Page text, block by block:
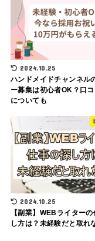
2024.10.25
ハンドメイドチャンネル
ー募集は初心者OK？口
についても
2024.10.25
【副業】WEBライター
し方は？未経験だと取れ